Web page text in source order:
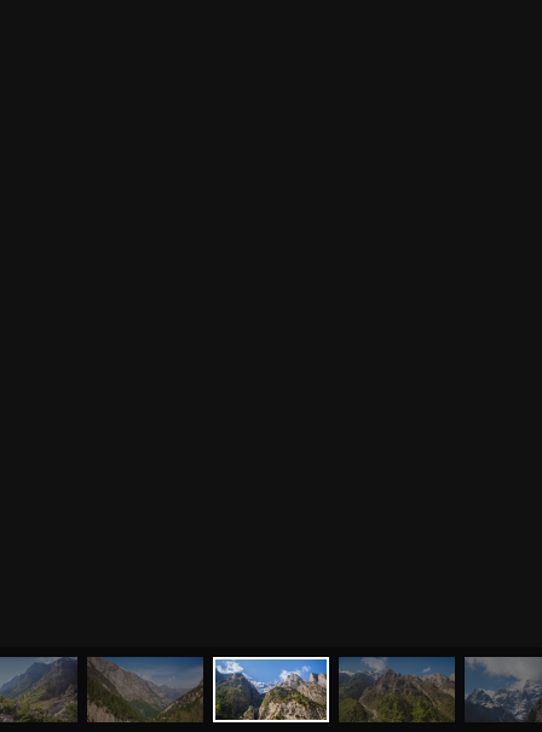
ЙОГА СЕМИНАРЫ МЕНЮ О НАС МАГАЗИН